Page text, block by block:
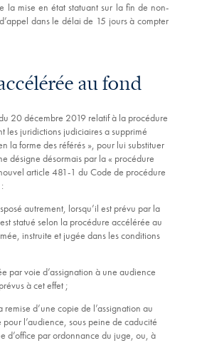
la mise en état statuant sur la fin de non-
dans le délai de 15 jours à compter
au fond
20 décembre 2019 relatif à la procédure
les juridictions judiciaires a supprimé
la forme des référés », pour lui substituer
désigne désormais par la « procédure
article 481-1 du Code de procédure
autrement, lorsqu’il est prévu par la
statué selon la procédure accélérée au
instruite et jugée dans les conditions
par voie d’assignation à une audience
à cet effet ;
remise d’une copie de l’assignation au
l’audience, sous peine de caducité
d’office par ordonnance du juge, ou, à